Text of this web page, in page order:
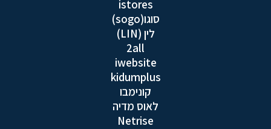
istores
סוגו(sogo)
לין (LIN)
2all
iwebsite
kidumplus
קונימבו
לאוס מדיה
Netrise